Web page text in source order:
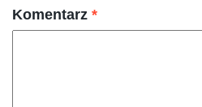
Komentarz *